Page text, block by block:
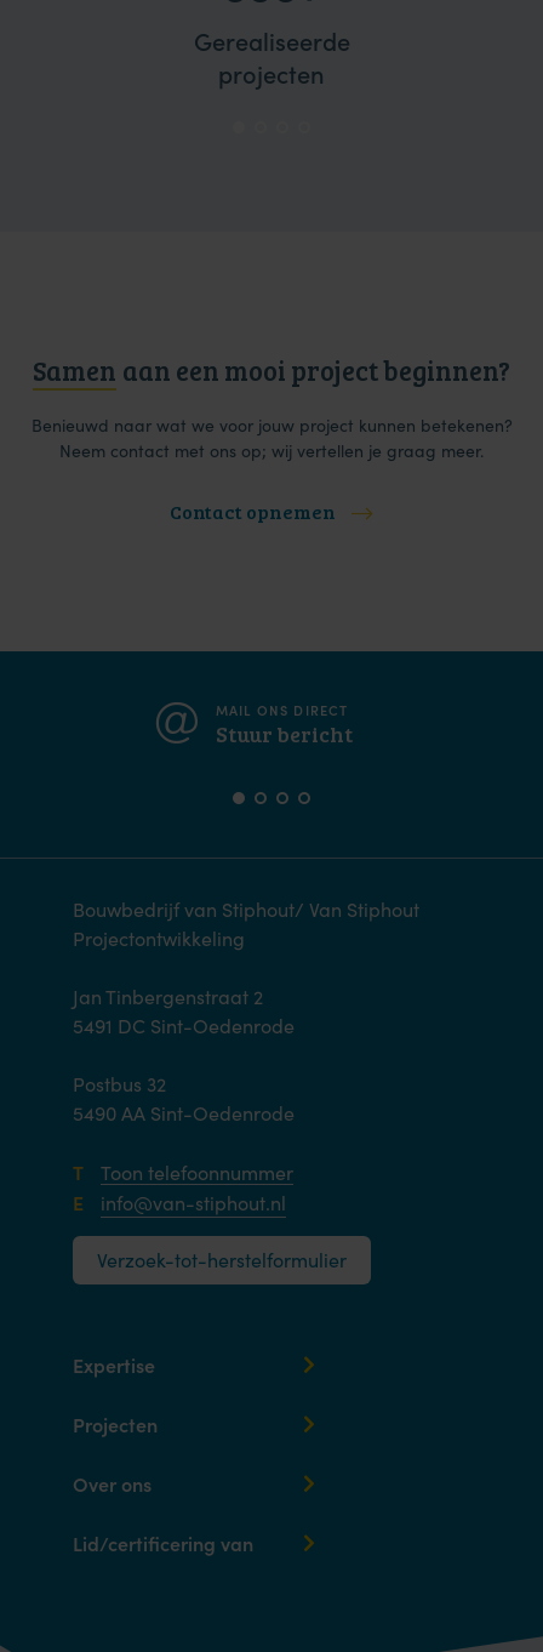
Gerealiseerde
projecten
Samen aan een mooi project beginnen?
Benieuwd naar wat we voor jouw project kunnen betekenen?
Neem contact met ons op; wij vertellen je graag meer.
Contact opnemen
MAIL ONS DIRECT
Stuur bericht
Bouwbedrijf van Stiphout/ Van Stiphout
Projectontwikkeling
Jan Tinbergenstraat 2
5491 DC Sint-Oedenrode
Postbus 32
5490 AA Sint-Oedenrode
T Toon telefoonnummer
E info@van-stiphout.nl
Verzoek-tot-herstelformulier
Expertise
Projecten
Over ons
Lid/certificering van